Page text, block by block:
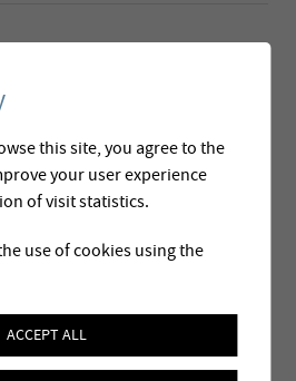
Montage sur site
Mise en service
Réception définitive
projet
this site, you agree to the
your user experience
of visit statistics.
use of cookies using the
ACCEPT ALL